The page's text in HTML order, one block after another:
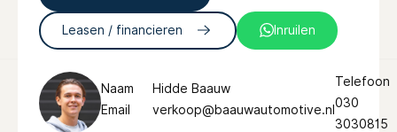
Leasen / financieren Inruilen
Naam
Hidde Baauw
Email
verkoop@baauwautomotive.nl
Telefoon
030
3030815